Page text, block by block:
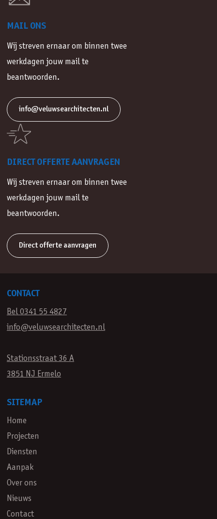
MAIL ONS
Wij streven ernaar om binnen twee
werkdagen jouw mail te
beantwoorden.
info@veluwsearchitecten.nl
DIRECT OFFERTE AANVRAGEN
Wij streven ernaar om binnen twee
werkdagen jouw mail te
beantwoorden.
Direct offerte aanvragen
CONTACT
Bel 0341 55 4827
info@veluwsearchitecten.nl
Stationsstraat 36 A
3851 NJ Ermelo
SITEMAP
Home
Projecten
Diensten
Aanpak
Over ons
Nieuws
Contact